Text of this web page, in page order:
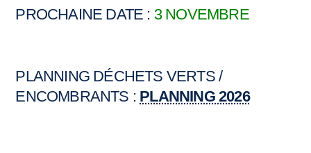
PROCHAINE DATE : 3 NOVEMBRE
PLANNING DÉCHETS VERTS /
ENCOMBRANTS : PLANNING 2026